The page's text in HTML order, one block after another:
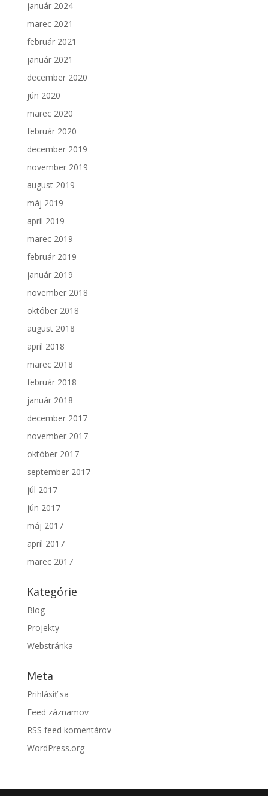
január 2024
marec 2021
február 2021
január 2021
december 2020
jún 2020
marec 2020
február 2020
december 2019
november 2019
august 2019
máj 2019
apríl 2019
marec 2019
február 2019
január 2019
november 2018
október 2018
august 2018
apríl 2018
marec 2018
február 2018
január 2018
december 2017
november 2017
október 2017
september 2017
júl 2017
jún 2017
máj 2017
apríl 2017
marec 2017
Kategórie
Blog
Projekty
Webstránka
Meta
Prihlásiť sa
Feed záznamov
RSS feed komentárov
WordPress.org